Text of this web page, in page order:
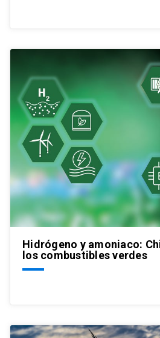
Hidrógeno y amoniaco:
los combustibles verdes